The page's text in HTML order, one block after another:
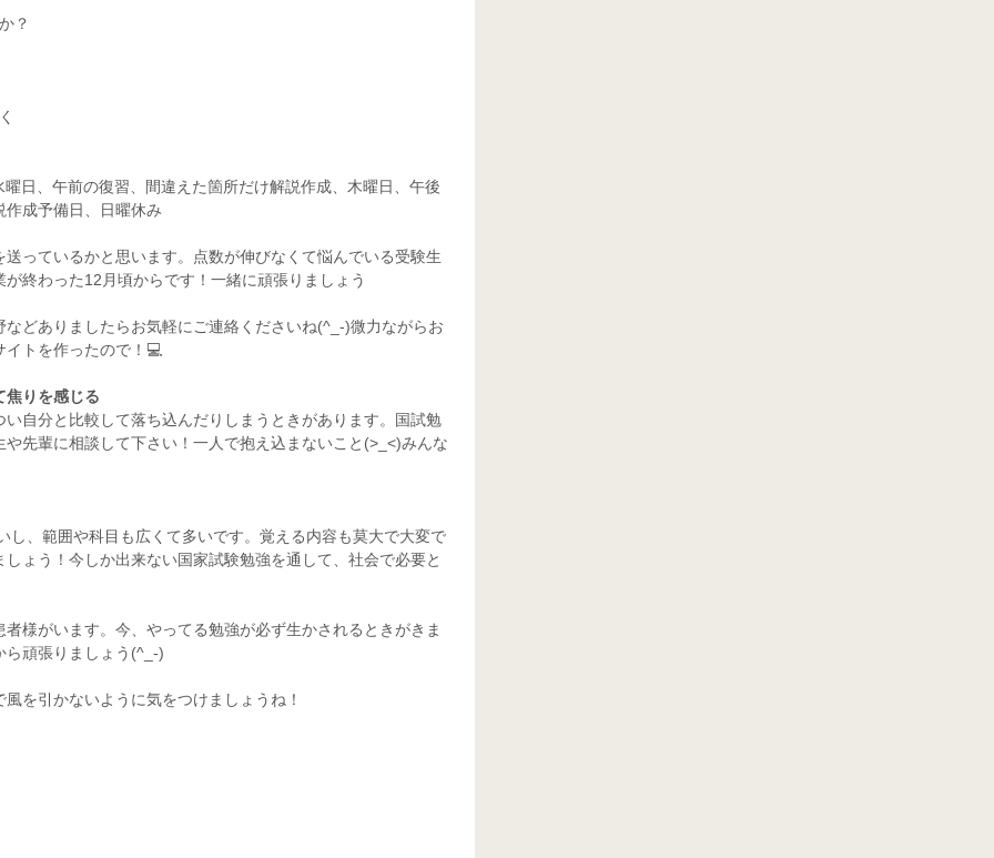
？
日、午前の復習、間違えた箇所だけ解説作成、木曜日、午後
成予備日、日曜休み
っているかと思います。点数が伸びなくて悩んでいる受験生
終わった12月頃からです！一緒に頑張りましょう
どありましたらお気軽にご連絡くださいね(^_-)微力ながらお
トを作ったので！💻
りを感じる
自分と比較して落ち込んだりしまうときがあります。国試勉
先輩に相談して下さい！一人で抱え込まないこと(>_<)みんな
し、範囲や科目も広くて多いです。覚える内容も莫大で大変で
ょう！今しか出来ない国家試験勉強を通して、社会で必要と
様がいます。今、やってる勉強が必ず生かされるときがきま
ら頑張りましょう(^_-)
を引かないように気をつけましょうね！